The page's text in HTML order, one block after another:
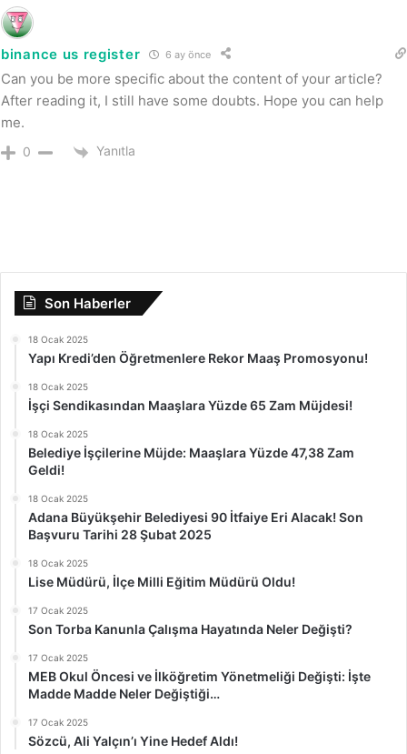
binance us register 6 ay önce
Can you be more specific about the content of your article?
After reading it, I still have some doubts. Hope you can help
me.
0 Yanıtla
Son Haberler
18 Ocak 2025
Yapı Kredi’den Öğretmenlere Rekor Maaş Promosyonu!
18 Ocak 2025
İşçi Sendikasından Maaşlara Yüzde 65 Zam Müjdesi!
18 Ocak 2025
Belediye İşçilerine Müjde: Maaşlara Yüzde 47,38 Zam
Geldi!
18 Ocak 2025
Adana Büyükşehir Belediyesi 90 İtfaiye Eri Alacak! Son
Başvuru Tarihi 28 Şubat 2025
18 Ocak 2025
Lise Müdürü, İlçe Milli Eğitim Müdürü Oldu!
17 Ocak 2025
Son Torba Kanunla Çalışma Hayatında Neler Değişti?
17 Ocak 2025
MEB Okul Öncesi ve İlköğretim Yönetmeliği Değişti: İşte
Madde Madde Neler Değiştiği…
17 Ocak 2025
Sözcü, Ali Yalçın’ı Yine Hedef Aldı!